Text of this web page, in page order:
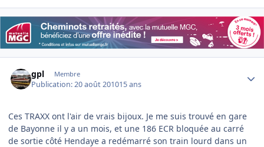
gpl Membre
Publication:20 août 201015 ans
Ces TRAXX ont l'air de vrais bijoux. Je me suis trouvé en gare
de Bayonne il y a un mois, et une 186 ECR bloquée au carré
de sortie côté Hendaye a redémarré son train lourd dans un